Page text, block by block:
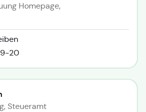
Homepage,
20
Steueramt